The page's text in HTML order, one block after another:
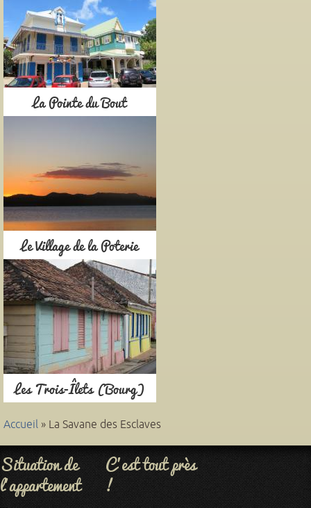
La Pointe du Bout
Le Village de la Poterie
Les Trois-Îlets (Bourg)
Accueil » La Savane des Esclaves
Situation de
l'appartement
C'est tout près
!